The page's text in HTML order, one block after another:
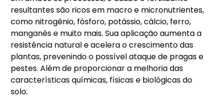
resultantes são ricos em macro e micronutrientes,
como nitrogênio, fósforo, potássio, cálcio, ferro,
manganês e muito mais. Sua aplicação aumenta a
resistência natural e acelera o crescimento das
plantas, prevenindo o possível ataque de pragas e
pestes. Além de proporcionar a melhoria das
características químicas, físicas e biológicas do
solo.